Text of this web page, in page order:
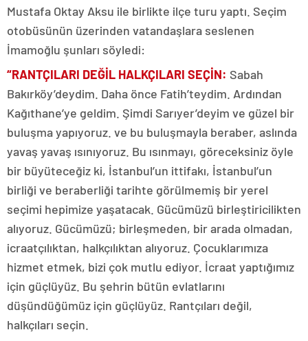
Mustafa Oktay Aksu ile birlikte ilçe turu yaptı. Seçim
otobüsünün üzerinden vatandaşlara seslenen
İmamoğlu şunları söyledi:
“RANTÇILARI DEĞİL HALKÇILARI SEÇİN: Sabah
Bakırköy’deydim. Daha önce Fatih’teydim. Ardından
Kağıthane’ye geldim. Şimdi Sarıyer’deyim ve güzel bir
buluşma yapıyoruz. ve bu buluşmayla beraber, aslında
yavaş yavaş ısınıyoruz. Bu ısınmayı, göreceksiniz öyle
bir büyüteceğiz ki, İstanbul’un ittifakı, İstanbul’un
birliği ve beraberliği tarihte görülmemiş bir yerel
seçimi hepimize yaşatacak. Gücümüzü birleştiricilikten
alıyoruz. Gücümüzü; birleşmeden, bir arada olmadan,
icraatçılıktan, halkçılıktan alıyoruz. Çocuklarımıza
hizmet etmek, bizi çok mutlu ediyor. İcraat yaptığımız
için güçlüyüz. Bu şehrin bütün evlatlarını
düşündüğümüz için güçlüyüz. Rantçıları değil,
halkçıları seçin.